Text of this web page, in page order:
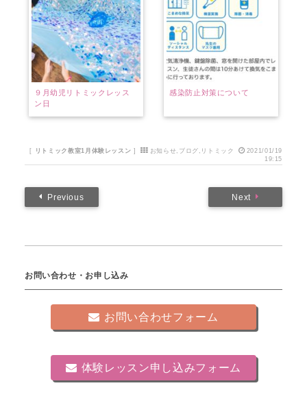
９月幼児リトミックレッス
ン日
感染防止対策について
[ リトミック教室1月体験レッスン ] お知らせ ブログ リトミック
2021/01/19
19:15
Previous Next
お問い合わせ・お申し込み
お問い合わせフォーム
体験レッスン申し込みフォーム